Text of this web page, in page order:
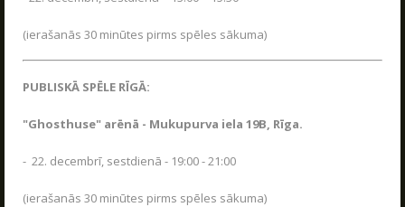
(ierašanās 30 minūtes pirms spēles sākuma)
PUBLISKĀ SPĒLE RĪGĀ:
"Ghosthuse" arēnā - Mukupurva iela 19B, Rīga.
- 22. decembrī, sestdienā - 19:00 - 21:00
(ierašanās 30 minūtes pirms spēles sākuma)
LASĪT